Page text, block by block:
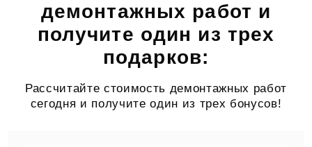
демонтажных работ и
получите один из трех
подарков:
Рассчитайте стоимость демонтажных работ
сегодня и получите один из трех бонусов!